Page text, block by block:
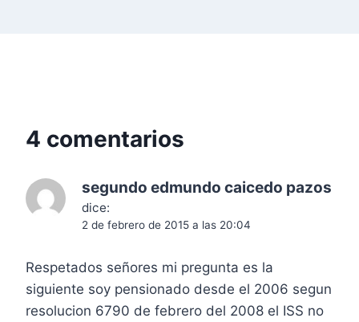
a
4 comentarios
segundo edmundo caicedo pazos
dice:
2 de febrero de 2015 a las 20:04
Respetados señores mi pregunta es la
siguiente soy pensionado desde el 2006 segun
resolucion 6790 de febrero del 2008 el ISS no